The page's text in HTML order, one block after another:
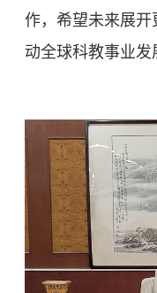
作，希望未来展
动全球科教事业发